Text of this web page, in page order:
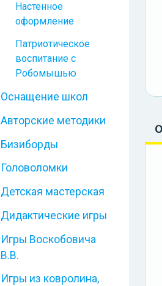
Настенное
оформление
Патриотическое
воспитание с
Робомышью
Оснащение школ
Авторские методики
Бизиборды
Головоломки
Детская мастерская
Дидактические игры
Игры Воскобовича
В.В.
Игры из ковролина,